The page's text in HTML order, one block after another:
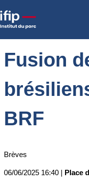
Accueil
géants brésiliens Marfrig et
Fusion
BRF
Brèves
06/06/2025 16:40 | Place